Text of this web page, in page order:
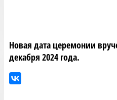
Новая дата церемонии
декабря 2024 года.